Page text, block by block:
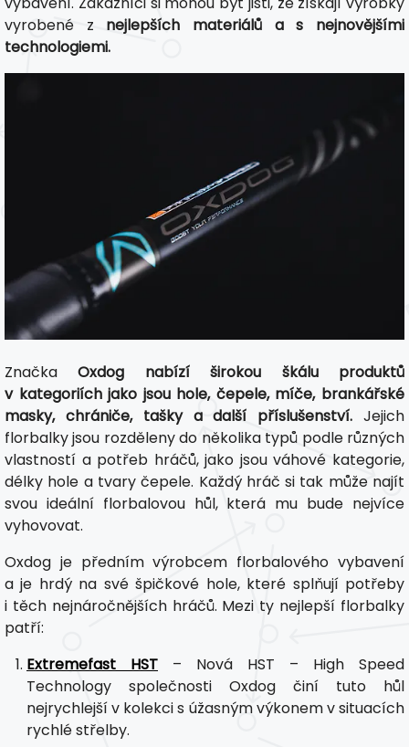
vyrobené z nejlepších materiálů a s nejnovějšími
technologiemi.
ZnačkaOxdog nabízí širokou škálu produktů
v kategoriích jako jsou hole, čepele, míče, brankářské
masky, chrániče, tašky a další příslušenství. Jejich
florbalky jsou rozděleny do několika typů podle různých
vlastností a potřeb hráčů, jako jsou váhové kategorie,
délky hole a tvary čepele. Každý hráč si tak může najít
svou ideální florbalovou hůl, která mu bude nejvíce
vyhovovat.
Oxdog je předním výrobcem florbalového vybavení
a je hrdý na své špičkové hole, které splňují potřeby
i těch nejnáročnějších hráčů. Mezi ty nejlepší florbalky
patří:
Extremefast HST – Nová HST – High Speed
Technology společnosti Oxdog činí tuto hůl
nejrychlejší v kolekci s úžasným výkonem v situacích
rychlé střelby.